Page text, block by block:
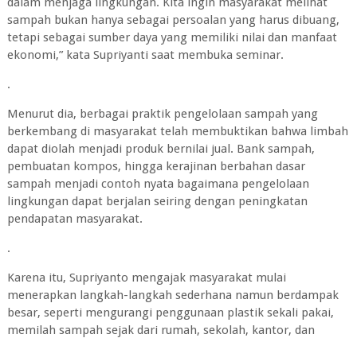
sampah bukan hanya sebagai persoalan yang harus dibuang,
tetapi sebagai sumber daya yang memiliki nilai dan manfaat
ekonomi,” kata Supriyanti saat membuka seminar.
.
Menurut dia, berbagai praktik pengelolaan sampah yang
berkembang di masyarakat telah membuktikan bahwa limbah
dapat diolah menjadi produk bernilai jual. Bank sampah,
pembuatan kompos, hingga kerajinan berbahan dasar
sampah menjadi contoh nyata bagaimana pengelolaan
lingkungan dapat berjalan seiring dengan peningkatan
pendapatan masyarakat.
.
Karena itu, Supriyanto mengajak masyarakat mulai
menerapkan langkah-langkah sederhana namun berdampak
besar, seperti mengurangi penggunaan plastik sekali pakai,
memilah sampah sejak dari rumah, sekolah, kantor, dan